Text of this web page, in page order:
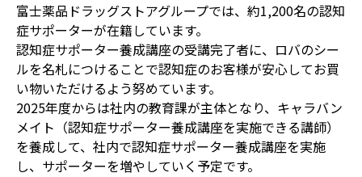
富士薬品ドラッグストアグループでは、約1,200名の認知
症サポーターが在籍しています。
認知症サポーター養成講座の受講完了者に、ロバのシー
ルを名札につけることで認知症のお客様が安心してお買
い物いただけるよう努めています。
2025年度からは社内の教育課が主体となり、キャラバン
メイト（認知症サポーター養成講座を実施できる講師）
を養成して、社内で認知症サポーター養成講座を実施
し、サポーターを増やしていく予定です。